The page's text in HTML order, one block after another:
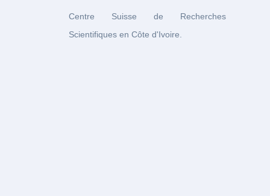
Centre Suisse de Recherches
Scientifiques en Côte d'Ivoire.